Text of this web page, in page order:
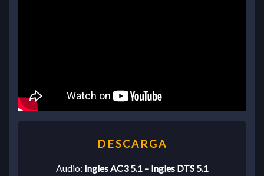
Audio: Ingles AC3 5.1 – Ingles DTS 5.1